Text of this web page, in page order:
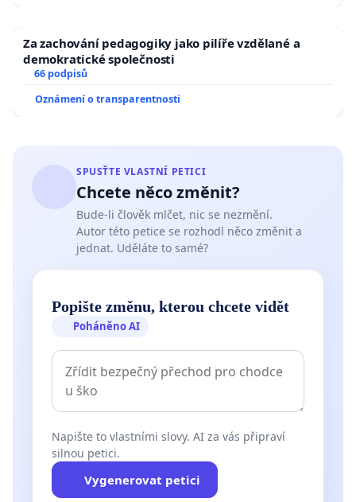
4. zvážilo zavedení systému regulace kvality
taxislužby
5. systematicky řešilo infrastrukturu taxislužby ve
městě
Jsme přesvědčeni, že taxislužba může být pro
město Brno přínosem a reprezentativní součástí
městské mobility, pokud je správně regulována a
podporována.
Naše společnosti je připraveny se na odborné
diskusi aktivně podílet.
Za zachování pedagogiky jako pilíře vzdělané a
demokratické společnosti
66 podpisů
Oznámení o transparentnosti
SPUSŤTE VLASTNÍ PETICI
Chcete něco změnit?
Bude-li člověk mlčet, nic se nezmění.
Autor této petice se rozhodl něco změnit a
jednat. Uděláte to samé?
Popište změnu, kterou chcete vidět
Poháněno AI
Napište to vlastními slovy. AI za vás připraví
silnou petici.
Vygenerovat petici